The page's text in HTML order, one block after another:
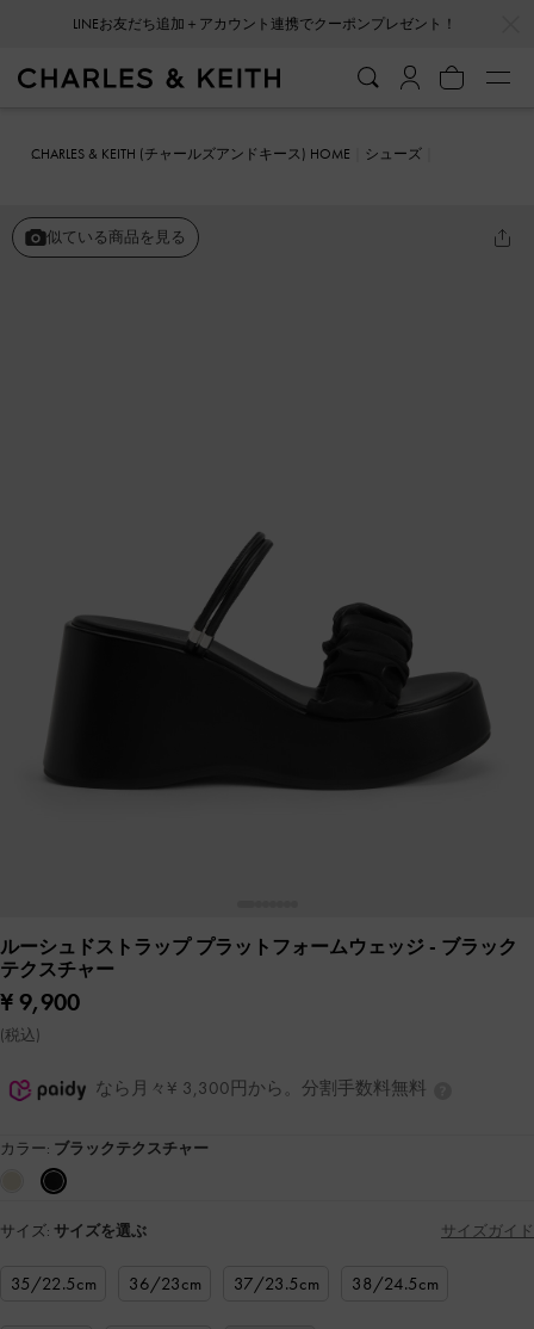
LINEお友だち追加＋アカウント連携でクーポンプレゼント！
CHARLES & KEITH (チャールズアンドキース) HOME
シューズ
似ている商品を見る
ルーシュドストラップ プラットフォームウェッジ - ブラック
テクスチャー
¥ 9,900
(税込)
なら月々¥ 3,300円から。分割手数料無料
カラー: ブラックテクスチャー
サイズ: サイズを選ぶ サイズガイド
35/22.5cm 36/23cm 37/23.5cm 38/24.5cm